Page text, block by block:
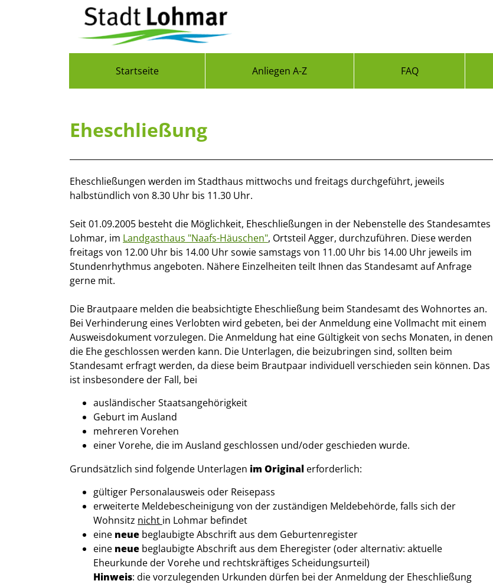
Zum Hauptinhalt springen
Startseite Anliegen A-Z FAQ
Eheschließung
Kurzbeschreibung
Beschreibung
Eheschließungen werden im Stadthaus mittwochs und freitags durchgeführt, jeweils
halbstündlich von 8.30 Uhr bis 11.30 Uhr.
Seit 01.09.2005 besteht die Möglichkeit, Eheschließungen in der Nebenstelle des Standesamtes
Lohmar, im Landgasthaus "Naafs-Häuschen", Ortsteil Agger, durchzuführen. Diese werden
freitags von 12.00 Uhr bis 14.00 Uhr sowie samstags von 11.00 Uhr bis 14.00 Uhr jeweils im
Stundenrhythmus angeboten. Nähere Einzelheiten teilt Ihnen das Standesamt auf Anfrage
gerne mit.
Die Brautpaare melden die beabsichtigte Eheschließung beim Standesamt des Wohnortes an.
Bei Verhinderung eines Verlobten wird gebeten, bei der Anmeldung eine Vollmacht mit einem
Ausweisdokument vorzulegen. Die Anmeldung hat eine Gültigkeit von sechs Monaten, in denen
die Ehe geschlossen werden kann. Die Unterlagen, die beizubringen sind, sollten beim
Standesamt erfragt werden, da diese beim Brautpaar individuell verschieden sein können. Das
ist insbesondere der Fall, bei
ausländischer Staatsangehörigkeit
Geburt im Ausland
mehreren Vorehen
einer Vorehe, die im Ausland geschlossen und/oder geschieden wurde.
Grundsätzlich sind folgende Unterlagen im Original erforderlich:
gültiger Personalausweis oder Reisepass
erweiterte Meldebescheinigung von der zuständigen Meldebehörde, falls sich der
Wohnsitz nicht in Lohmar befindet
eine neue beglaubigte Abschrift aus dem Geburtenregister
eine neue beglaubigte Abschrift aus dem Eheregister (oder alternativ: aktuelle
Eheurkunde der Vorehe und rechtskräftiges Scheidungsurteil)
Hinweis: die vorzulegenden Urkunden dürfen bei der Anmeldung der Eheschließung